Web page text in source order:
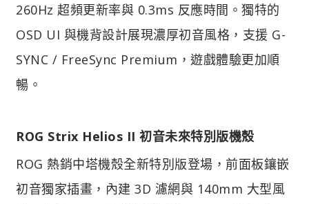
260Hz 超頻更新率與 0.3ms 反應時間。獨特的
OSD UI 與機背設計展現濃厚初音風格，支援 G-
SYNC / FreeSync Premium，遊戲體驗更加順
暢。
ROG Strix Helios II 初音未來特別版機殼
ROG 熱銷中塔機殼全新特別版登場，前面板鑲嵌
初音獨家插畫，內建 3D 濾網與 140mm 大型風